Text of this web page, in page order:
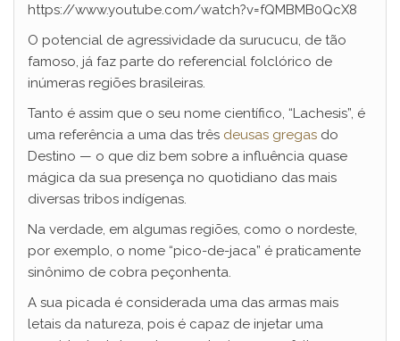
https://www.youtube.com/watch?v=fQMBMB0QcX8
O potencial de agressividade da surucucu, de tão
famoso, já faz parte do referencial folclórico de
inúmeras regiões brasileiras.
Tanto é assim que o seu nome científico, “Lachesis”, é
uma referência a uma das três deusas gregas do
Destino — o que diz bem sobre a influência quase
mágica da sua presença no quotidiano das mais
diversas tribos indígenas.
Na verdade, em algumas regiões, como o nordeste,
por exemplo, o nome “pico-de-jaca” é praticamente
sinônimo de cobra peçonhenta.
A sua picada é considerada uma das armas mais
letais da natureza, pois é capaz de injetar uma